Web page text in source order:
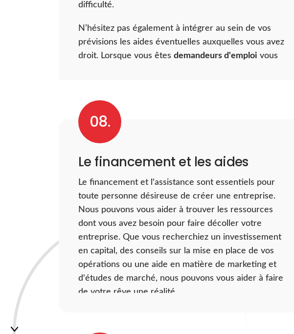
difficulté.
N’hésitez pas également à intégrer au sein de vos
prévisions les aides éventuelles auxquelles vous avez
droit. Lorsque vous êtes demandeurs d'emploi vous
La création d'une prévision financière est donc un
élément essentiel du lancement d'une nouvelle
entreprise. En comprenant les chiffres qui se
prendre des décisions éclairées sur tous les aspects,
08.
Le financement et les aides
Le financement et l'assistance sont essentiels pour
toute personne désireuse de créer une entreprise.
Nous pouvons vous aider à trouver les ressources
dont vous avez besoin pour faire décoller votre
entreprise. Que vous recherchiez un investissement
en capital, des conseils sur la mise en place de vos
opérations ou une aide en matière de marketing et
d'études de marché, nous pouvons vous aider à faire
de votre rêve une réalité.